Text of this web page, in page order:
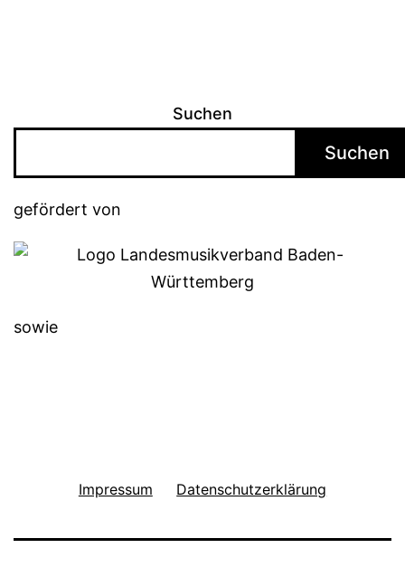
Suchen
Suchen
gefördert von
sowie
Impressum Datenschutzerklärung